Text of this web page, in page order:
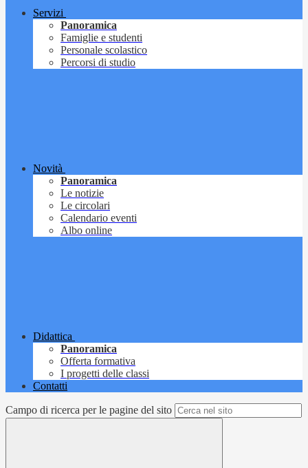
Servizi
Panoramica
Famiglie e studenti
Personale scolastico
Percorsi di studio
Novità
Panoramica
Le notizie
Le circolari
Calendario eventi
Albo online
Didattica
Panoramica
Offerta formativa
I progetti delle classi
Contatti
Campo di ricerca per le pagine del sito